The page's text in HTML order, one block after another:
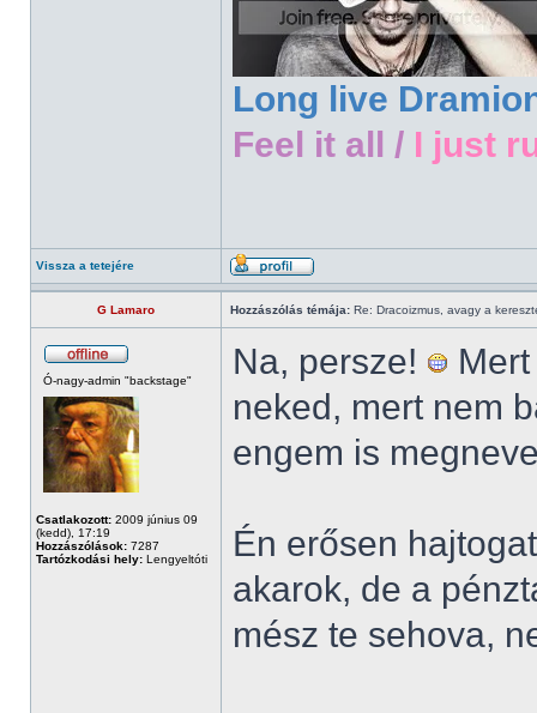
Long live
Feel it all / I just
Vissza a tetejére
G Lamaro Hozzászólás témája: Re: Dracoizmus, avagy a
Ó-nagy-admin "backstage"
Csatlakozott: 2009 június 09
(kedd), 17:19
Hozzászólások: 7287
Tartózkodási hely: Lengyeltóti
Na, persze!
neked, mert nem
engem is
Én erősen
akarok, de a
mész te sehova,